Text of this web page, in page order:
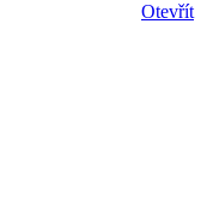
Otevřít